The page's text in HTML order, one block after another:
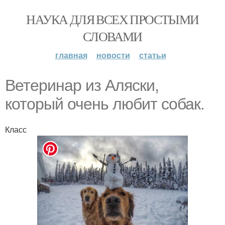
НАУКА ДЛЯ ВСЕХ ПРОСТЫМИ
СЛОВАМИ
главная новости статьи
Ветеринар из Аляски,
который очень любит собак.
Класс